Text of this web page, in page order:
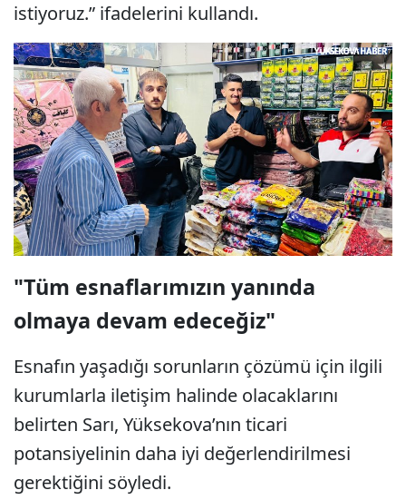
istiyoruz.” ifadelerini kullandı.
"Tüm esnaflarımızın yanında
olmaya devam edeceğiz"
Esnafın yaşadığı sorunların çözümü için ilgili
kurumlarla iletişim halinde olacaklarını
belirten Sarı, Yüksekova’nın ticari
potansiyelinin daha iyi değerlendirilmesi
gerektiğini söyledi.